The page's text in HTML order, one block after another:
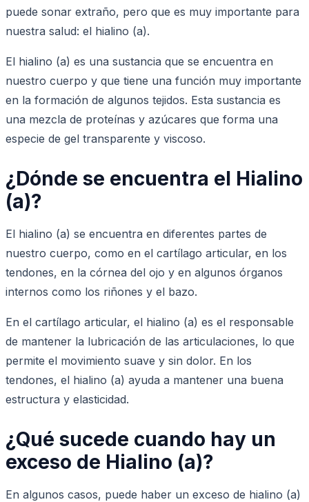
puede sonar extraño, pero que es muy importante para
nuestra salud: el hialino (a).
El hialino (a) es una sustancia que se encuentra en
nuestro cuerpo y que tiene una función muy importante
en la formación de algunos tejidos. Esta sustancia es
una mezcla de proteínas y azúcares que forma una
especie de gel transparente y viscoso.
¿Dónde se encuentra el Hialino
(a)?
El hialino (a) se encuentra en diferentes partes de
nuestro cuerpo, como en el cartílago articular, en los
tendones, en la córnea del ojo y en algunos órganos
internos como los riñones y el bazo.
En el cartílago articular, el hialino (a) es el responsable
de mantener la lubricación de las articulaciones, lo que
permite el movimiento suave y sin dolor. En los
tendones, el hialino (a) ayuda a mantener una buena
estructura y elasticidad.
¿Qué sucede cuando hay un
exceso de Hialino (a)?
En algunos casos, puede haber un exceso de hialino (a)